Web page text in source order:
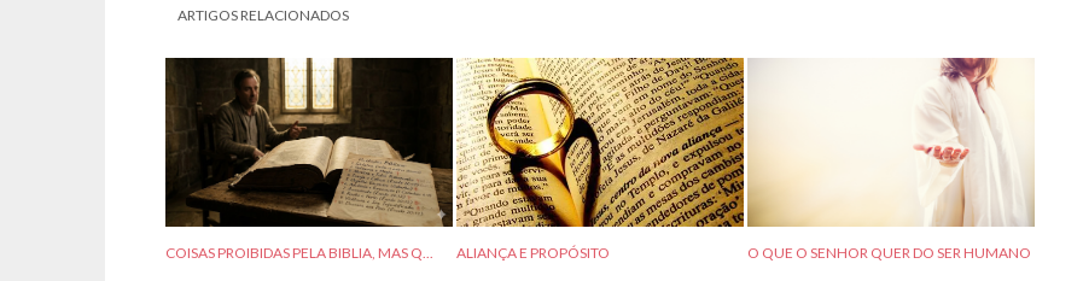
ARTIGOS RELACIONADOS
COISAS PROIBIDAS PELA BIBLIA, MAS Q... ALIANÇA E PROPÓSITO O QUE O SENHOR QUER DO SER HUMANO